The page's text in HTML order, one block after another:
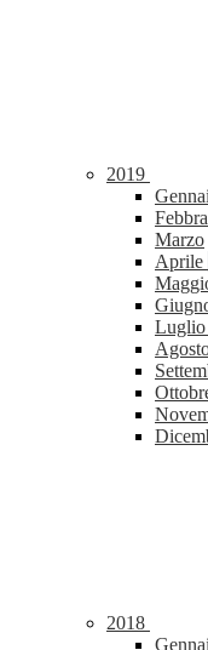
2019
Marzo
Aprile
Luglio
2018